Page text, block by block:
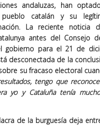
andaluzas, han
catalán y su
La reciente noticia
antes del Consejo
gobierno para el 21 de
desconectada de la
su fracaso electoral
tengo que
yo y Cataluña tenía
de la burguesía deja